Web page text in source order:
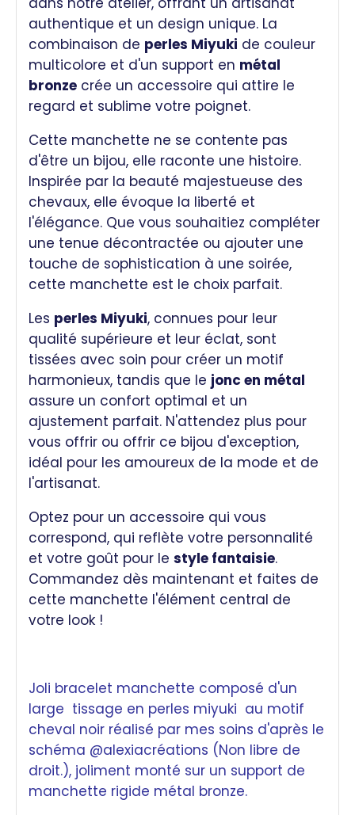
authentique et un design unique. La
combinaison de perles Miyuki de couleur
multicolore et d'un support en métal
bronze crée un accessoire qui attire le
regard et sublime votre poignet.
Cette manchette ne se contente pas
d'être un bijou, elle raconte une histoire.
Inspirée par la beauté majestueuse des
chevaux, elle évoque la liberté et
l'élégance. Que vous souhaitiez compléter
une tenue décontractée ou ajouter une
touche de sophistication à une soirée,
cette manchette est le choix parfait.
Les perles Miyuki, connues pour leur
qualité supérieure et leur éclat, sont
tissées avec soin pour créer un motif
harmonieux, tandis que le jonc en métal
assure un confort optimal et un
ajustement parfait. N'attendez plus pour
vous offrir ou offrir ce bijou d'exception,
idéal pour les amoureux de la mode et de
l'artisanat.
Optez pour un accessoire qui vous
correspond, qui reflète votre personnalité
et votre goût pour le style fantaisie.
Commandez dès maintenant et faites de
cette manchette l'élément central de
votre look !
Joli bracelet manchette composé d'un
large tissage en perles miyuki au motif
cheval noir réalisé par mes soins d'après le
schéma @alexiacréations (Non libre de
droit.), joliment monté sur un support de
manchette rigide métal bronze.